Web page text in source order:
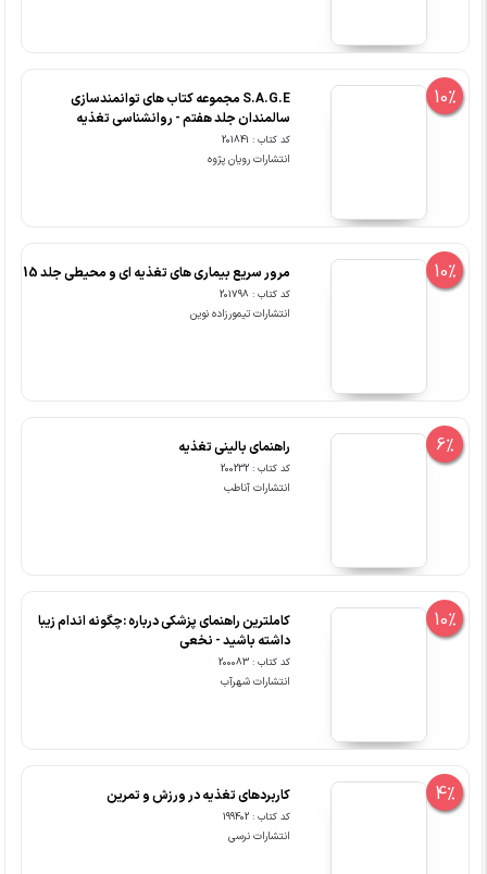
10%
S.A.G.E مجموعه کتاب های توانمندسازی
سالمندان جلد هفتم - روانشناسی تغذیه
کد کتاب : 201841
انتشارات رویان پژوه
10% مرور سریع بیماری های تغذیه ای و محیطی جلد 15
کد کتاب : 201798
انتشارات تیمورزاده نوین
6% راهنمای بالینی تغذیه
کد کتاب : 200232
انتشارات آناطب
10%
کاملترین راهنمای پزشکی درباره :چگونه اندام زیبا
داشته باشید - نخعی
کد کتاب : 200083
انتشارات شهرآب
4% کاربردهای تغذیه در ورزش و تمرین
کد کتاب : 199402
انتشارات نرسی